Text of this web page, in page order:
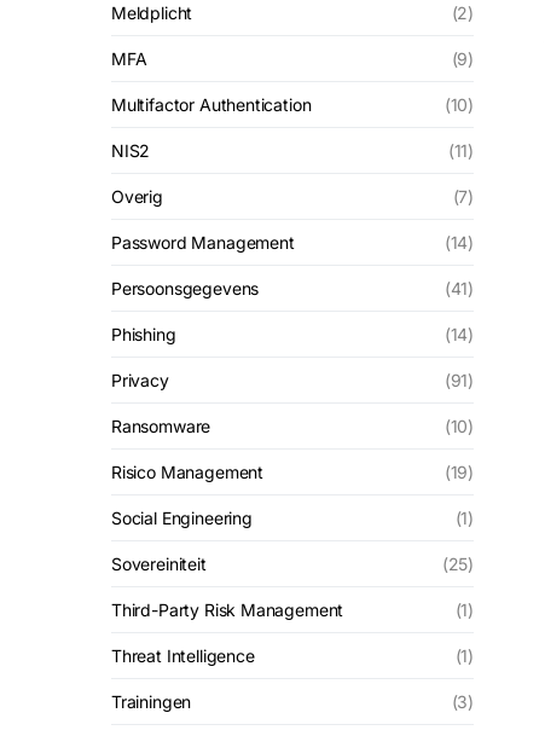
Meldplicht (2)
MFA (9)
Multifactor Authentication (10)
NIS2 (11)
Overig (7)
Password Management (14)
Persoonsgegevens (41)
Phishing (14)
Privacy (91)
Ransomware (10)
Risico Management (19)
Social Engineering (1)
Sovereiniteit (25)
Third-Party Risk Management (1)
Threat Intelligence (1)
Trainingen (3)